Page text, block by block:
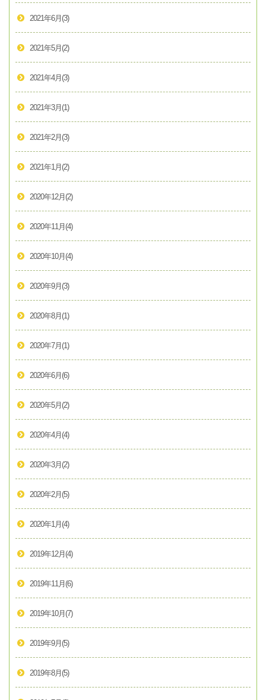
2021年6月 (3)
2021年5月 (2)
2021年4月 (3)
2021年3月 (1)
2021年2月 (3)
2021年1月 (2)
2020年12月 (2)
2020年11月 (4)
2020年10月 (4)
2020年9月 (3)
2020年8月 (1)
2020年7月 (1)
2020年6月 (6)
2020年5月 (2)
2020年4月 (4)
2020年3月 (2)
2020年2月 (5)
2020年1月 (4)
2019年12月 (4)
2019年11月 (6)
2019年10月 (7)
2019年9月 (5)
2019年8月 (5)